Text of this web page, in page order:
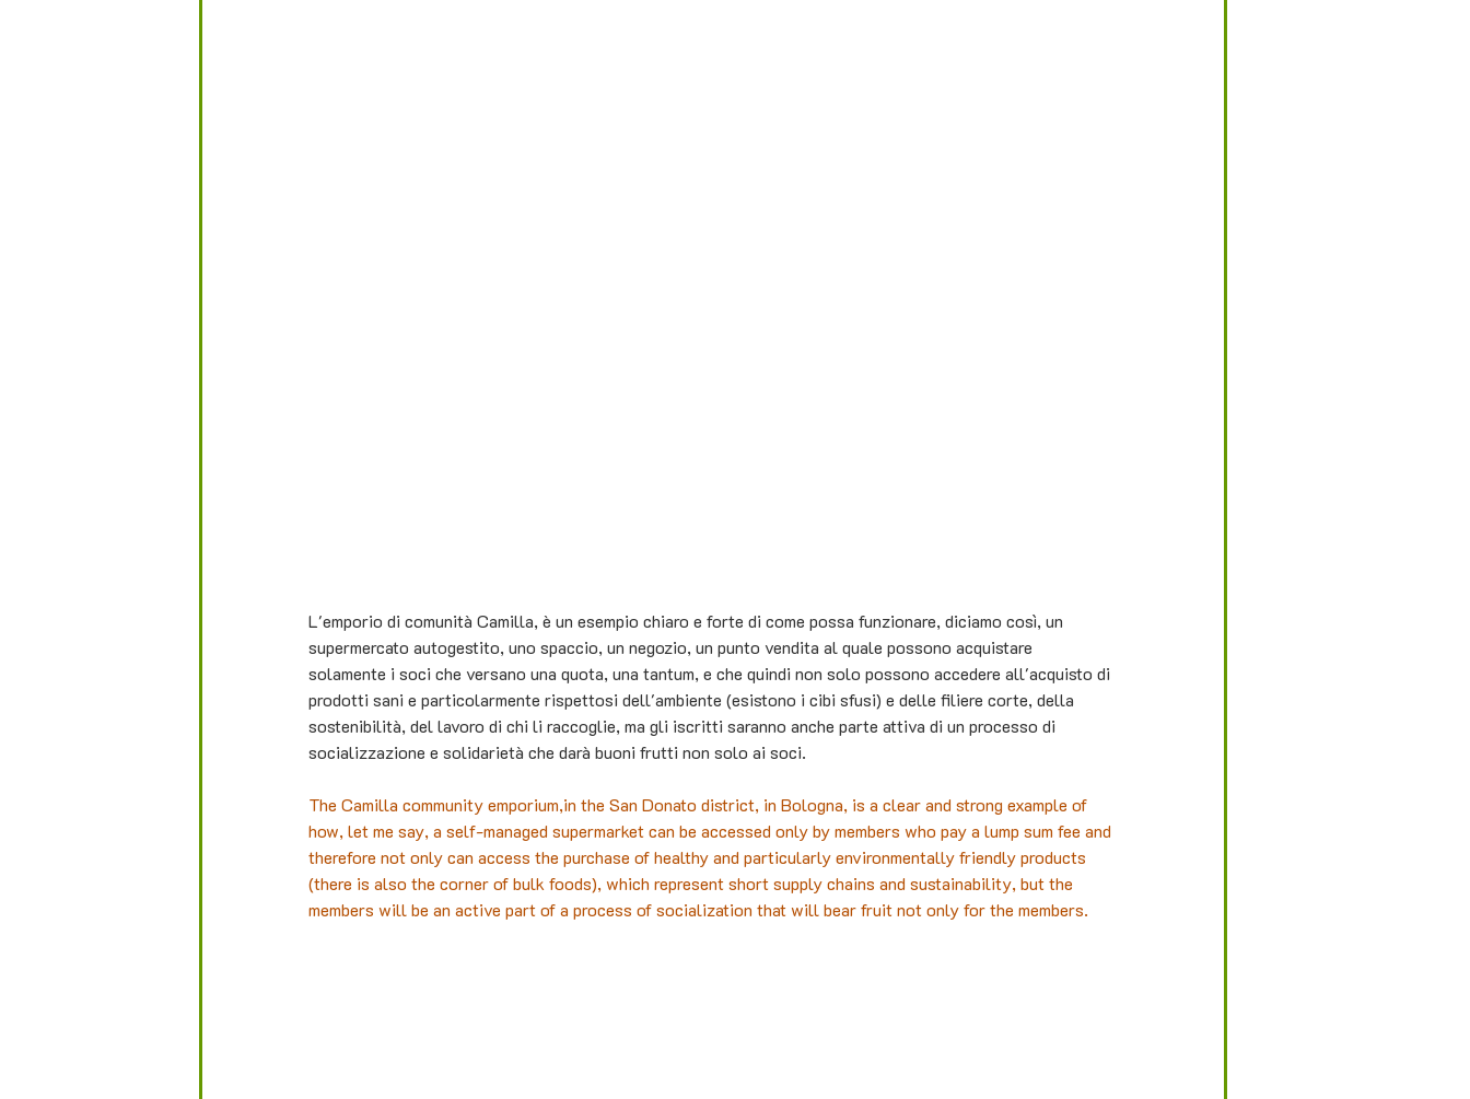
L'emporio di comunità Camilla, è un esempio chiaro e forte di come possa funzionare, diciamo così, un
supermercato autogestito, uno spaccio, un negozio, un punto vendita al quale possono acquistare
solamente i soci che versano una quota, una tantum, e che quindi non solo possono accedere all'acquisto di
prodotti sani e particolarmente rispettosi dell'ambiente (esistono i cibi sfusi) e delle filiere corte, della
sostenibilità, del lavoro di chi li raccoglie, ma gli iscritti saranno anche parte attiva di un processo di
socializzazione e solidarietà che darà buoni frutti non solo ai soci.
The Camilla community emporium,in the San Donato district, in Bologna, is a clear and strong example of
how, let me say, a self-managed supermarket can be accessed only by members who pay a lump sum fee and
therefore not only can access the purchase of healthy and particularly environmentally friendly products
(there is also the corner of bulk foods), which represent short supply chains and sustainability, but the
members will be an active part of a process of socialization that will bear fruit not only for the members.